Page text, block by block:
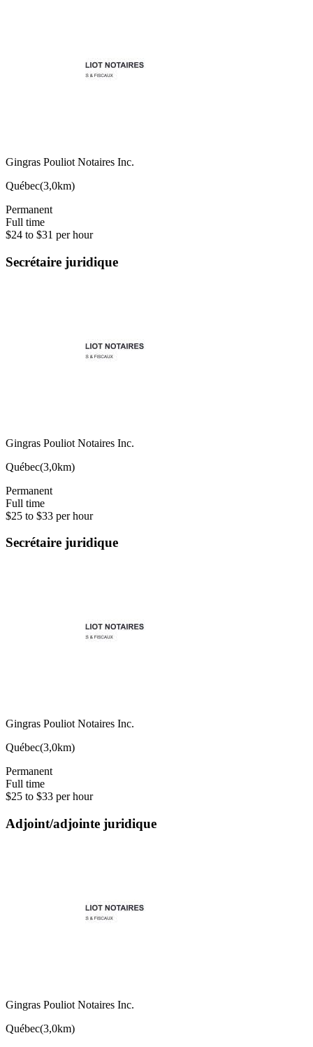
Gingras Pouliot Notaires Inc.
Québec(3,0km)
Permanent
Full time
$24 to $31 per hour
Secrétaire juridique
Gingras Pouliot Notaires Inc.
Québec(3,0km)
Permanent
Full time
$25 to $33 per hour
Secrétaire juridique
Gingras Pouliot Notaires Inc.
Québec(3,0km)
Permanent
Full time
$25 to $33 per hour
Adjoint/adjointe juridique
Gingras Pouliot Notaires Inc.
Québec(3,0km)